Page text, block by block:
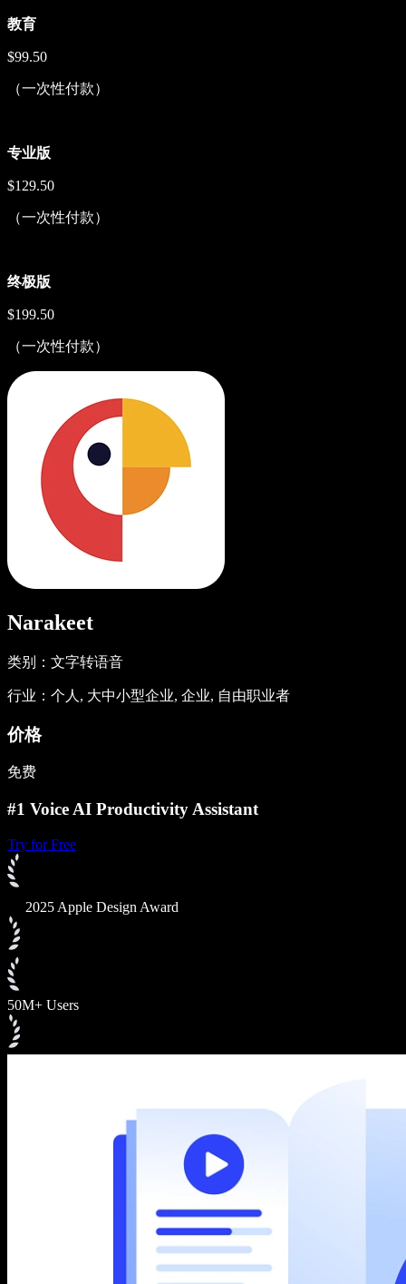
教育
$99.50
（一次性付款）
专业版
$129.50
（一次性付款）
终极版
$199.50
（一次性付款）
Narakeet
类别：文字转语音
行业：个人, 大中小型企业, 企业, 自由职业者
价格
免费
#1 Voice AI Productivity Assistant
Try for Free
2025 Apple Design Award
50M+ Users